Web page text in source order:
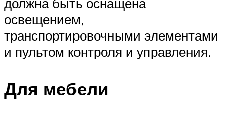
освещением,
транспортировочными элементами
и пультом контроля и управления.
Для мебели